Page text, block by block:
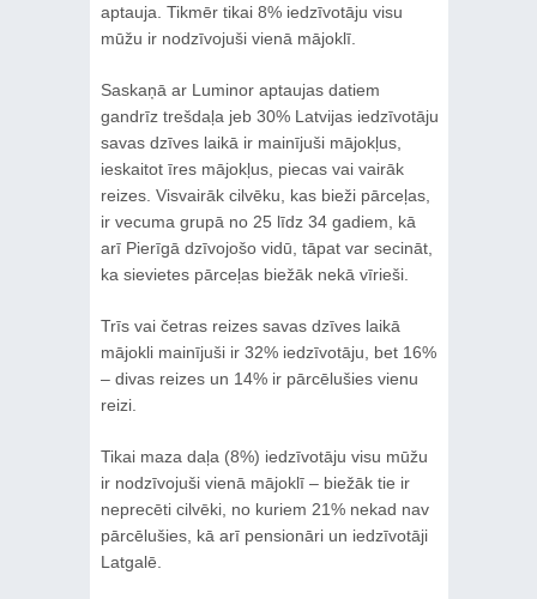
aptauja. Tikmēr tikai 8% iedzīvotāju visu
mūžu ir nodzīvojuši vienā mājoklī.
Saskaņā ar Luminor aptaujas datiem
gandrīz trešdaļa jeb 30% Latvijas iedzīvotāju
savas dzīves laikā ir mainījuši mājokļus,
ieskaitot īres mājokļus, piecas vai vairāk
reizes. Visvairāk cilvēku, kas bieži pārceļas,
ir vecuma grupā no 25 līdz 34 gadiem, kā
arī Pierīgā dzīvojošo vidū, tāpat var secināt,
ka sievietes pārceļas biežāk nekā vīrieši.
Trīs vai četras reizes savas dzīves laikā
mājokli mainījuši ir 32% iedzīvotāju, bet 16%
– divas reizes un 14% ir pārcēlušies vienu
reizi.
Tikai maza daļa (8%) iedzīvotāju visu mūžu
ir nodzīvojuši vienā mājoklī – biežāk tie ir
neprecēti cilvēki, no kuriem 21% nekad nav
pārcēlušies, kā arī pensionāri un iedzīvotāji
Latgalē.